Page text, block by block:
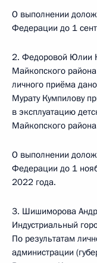
О выполнении
Федерации до 1
2. Федоровой Юлии
Майкопского
личного приёма
Мурату Кумпилову
в эксплуатацию
Майкопского
О выполнении
Федерации до 1
2022 года.
3. Шишиморова
Индустриальный
По результатам
администрации